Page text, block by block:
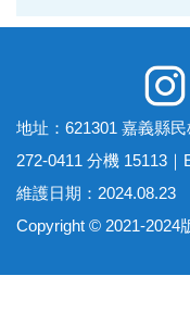
地址：621301 嘉義縣
272-0411 分機 15113｜
維護日期：2024.08.23
Copyright © 2021-2024